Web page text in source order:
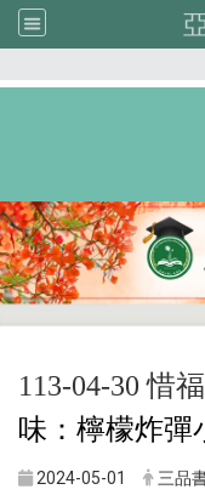
113-04-30 惜
味：檸檬炸彈
2024-05-01 三品